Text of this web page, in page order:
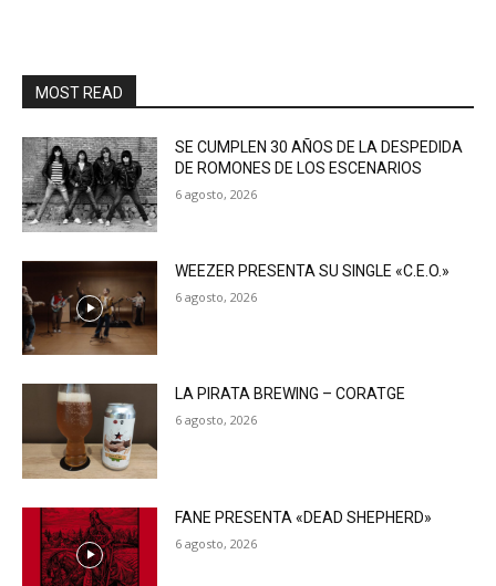
MOST READ
SE CUMPLEN 30 AÑOS DE LA DESPEDIDA
DE ROMONES DE LOS ESCENARIOS
6 agosto, 2026
WEEZER PRESENTA SU SINGLE «C.E.O.»
6 agosto, 2026
LA PIRATA BREWING – CORATGE
6 agosto, 2026
FANE PRESENTA «DEAD SHEPHERD»
6 agosto, 2026